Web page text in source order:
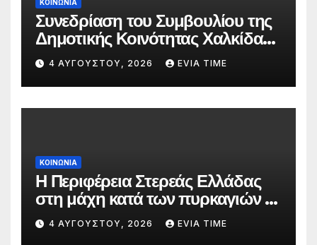
ΚΟΙΝΩΝΙΑ
Συνεδρίαση του Συμβουλίου της
Δημοτικής Κοινότητας Χαλκίδας
την 5 Αυγούστου
4 ΑΥΓΟΎΣΤΟΥ, 2026 EVIA TIME
ΚΟΙΝΩΝΙΑ
Η Περιφέρεια Στερεάς Ελλάδας
στη μάχη κατά των πυρκαγιών –
Δράσεις και στήριξη σε πέντε
περιφερειακές ενότητες
4 ΑΥΓΟΎΣΤΟΥ, 2026 EVIA TIME